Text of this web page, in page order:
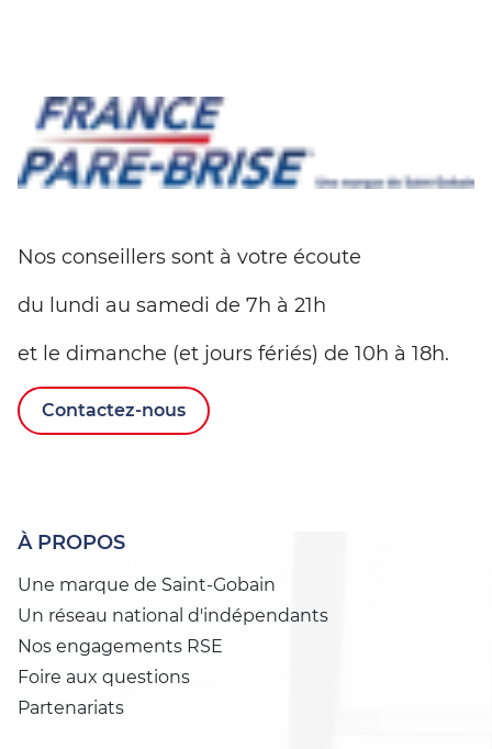
Nos conseillers sont à votre écoute
du lundi au samedi de 7h à 21h
et le dimanche (et jours fériés) de 10h à 18h.
Contactez-nous
À PROPOS
Une marque de Saint-Gobain
Un réseau national d'indépendants
Nos engagements RSE
Foire aux questions
Partenariats